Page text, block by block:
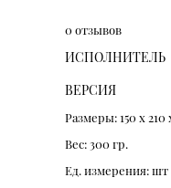
0 отзывов
ИСПОЛНИТЕЛЬ
ВЕРСИЯ
Размеры:150 x210
Вес:300 гр.
Ед. измерения:шт